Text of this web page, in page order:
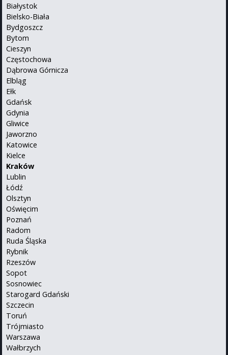
Białystok
Bielsko-Biała
Bydgoszcz
Bytom
Cieszyn
Częstochowa
Dąbrowa Górnicza
Elbląg
Ełk
Gdańsk
Gdynia
Gliwice
Jaworzno
Katowice
Kielce
Kraków
Lublin
Łódź
Olsztyn
Oświęcim
Poznań
Radom
Ruda Śląska
Rybnik
Rzeszów
Sopot
Sosnowiec
Starogard Gdański
Szczecin
Toruń
Trójmiasto
Warszawa
Wałbrzych